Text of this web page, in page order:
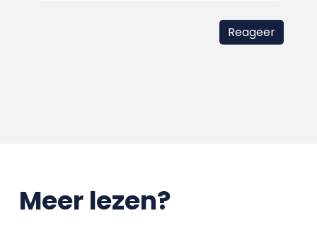
Meer lezen?